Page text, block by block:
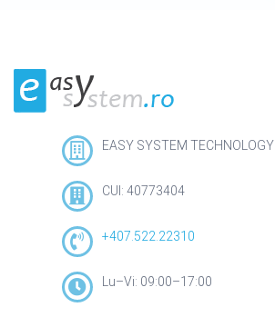
EASY SYSTEM TECHNOLOGY
CUI: 40773404
+407.522.22310
Lu–Vi: 09:00–17:00